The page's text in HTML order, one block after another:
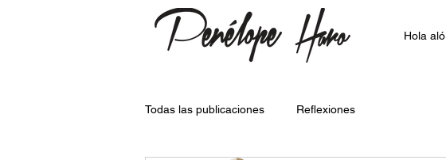
Hola aló
Todas las publicaciones Reflexiones